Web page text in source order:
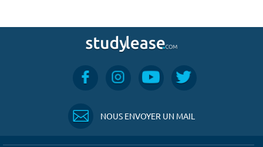
NOUS ENVOYER UN MAIL